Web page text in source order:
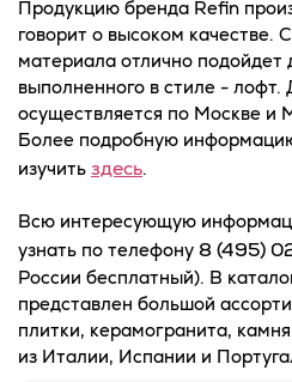
Продукцию бренда Refin
говорит о высоком качестве.
материала отлично подойдет
выполненного в стиле - лофт.
осуществляется по Москве и
Более подробную
изучить здесь.
Всю интересующую
узнать по телефону 8 (495)
России бесплатный). В
представлен большой
плитки, керамогранита,
из Италии, Испании и